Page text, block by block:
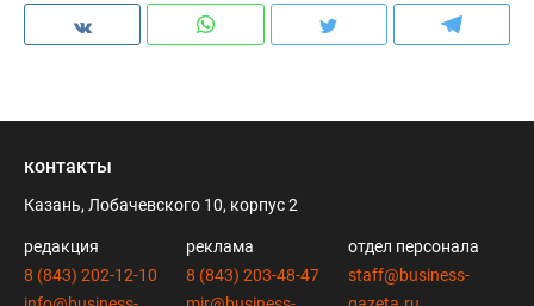
контакты
Казань, Лобачевского 10, корпус 2
редакция
8 (843) 202-12-10
реклама
8 (843) 203-48-47
отдел персонала
staff@business-